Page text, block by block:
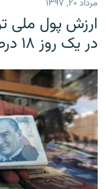
مرداد ۲۰, ۱۳۹۷
ارزش پول ملی
در یک روز ۱۸ درصد سقوط کرد